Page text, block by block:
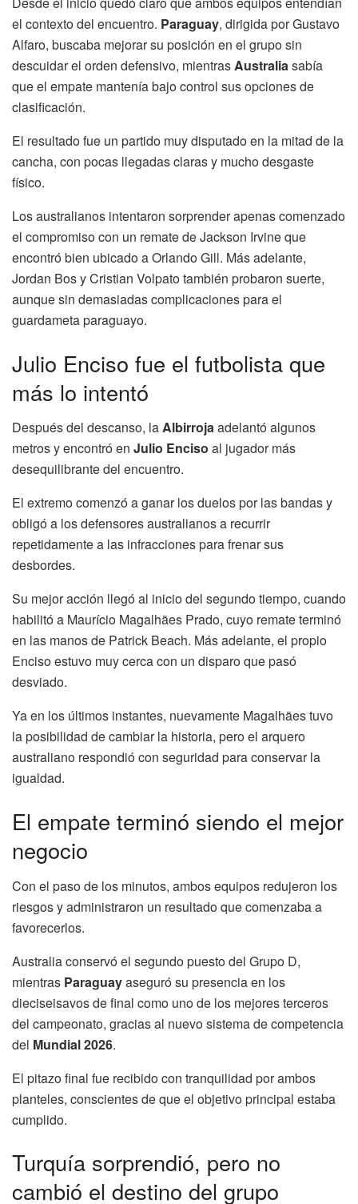
el contexto del encuentro. Paraguay, dirigida por Gustavo
Alfaro, buscaba mejorar su posición en el grupo sin
descuidar el orden defensivo, mientrasAustraliasabía
que el empate mantenía bajo control sus opciones de
clasificación.
El resultado fue un partido muy disputado en la mitad de la
cancha, con pocas llegadas claras y mucho desgaste
físico.
Los australianos intentaron sorprender apenas comenzado
el compromiso con un remate de Jackson Irvine que
encontró bien ubicado a Orlando Gill. Más adelante,
Jordan Bos y Cristian Volpato también probaron suerte,
aunque sin demasiadas complicaciones para el
guardameta paraguayo.
Julio Enciso fue el futbolista que
más lo intentó
Después del descanso, laAlbirrojaadelantó algunos
metros y encontró en Julio Enciso al jugador más
desequilibrante del encuentro.
El extremo comenzó a ganar los duelos por las bandas y
obligó a los defensores australianos a recurrir
repetidamente a las infracciones para frenar sus
desbordes.
Su mejor acción llegó al inicio del segundo tiempo, cuando
habilitó a Maurício Magalhães Prado, cuyo remate terminó
en las manos de Patrick Beach. Más adelante, el propio
Enciso estuvo muy cerca con un disparo que pasó
desviado.
Ya en los últimos instantes, nuevamente Magalhães tuvo
la posibilidad de cambiar la historia, pero el arquero
australiano respondió con seguridad para conservar la
igualdad.
El empate terminó siendo el mejor
negocio
Con el paso de los minutos, ambos equipos redujeron los
riesgos y administraron un resultado que comenzaba a
favorecerlos.
Australia conservó el segundo puesto del Grupo D,
mientras Paraguayaseguró su presencia en los
dieciseisavos de final como uno de los mejores terceros
del campeonato, gracias al nuevo sistema de competencia
del Mundial 2026.
El pitazo final fue recibido con tranquilidad por ambos
planteles, conscientes de que el objetivo principal estaba
cumplido.
Turquía sorprendió, pero no
cambió el destino del grupo